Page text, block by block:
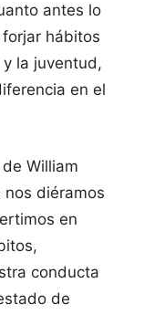
antes lo
hábitos
la juventud,
en el
William
nos diéramos
en
conducta
de